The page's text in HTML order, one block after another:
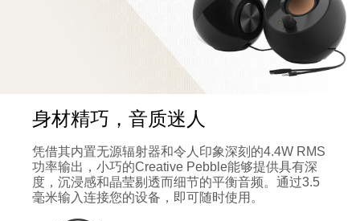
身材精巧，音质迷人
凭借其内置无源辐射器和令人印象深刻的4.4W RMS
功率输出，小巧的Creative Pebble能够提供具有深
度，沉浸感和晶莹剔透而细节的平衡音频。通过3.5
毫米输入连接您的设备，即可随时使用。